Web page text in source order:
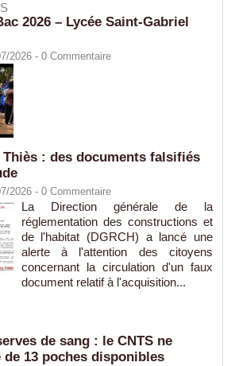
2026 – Lycée Saint-Gabriel
2026 - 0 Commentaire
Thiès : des documents falsifiés
2026 - 0 Commentaire
La Direction générale de la
réglementation des constructions et
de l'habitat (DGRCH) a lancé une
alerte à l'attention des citoyens
concernant la circulation d'un faux
document relatif à l'acquisition...
de sang : le CNTS ne
13 poches disponibles